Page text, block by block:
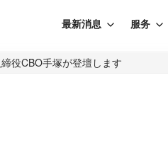
最新消息 服务
役CBO手塚が登壇します